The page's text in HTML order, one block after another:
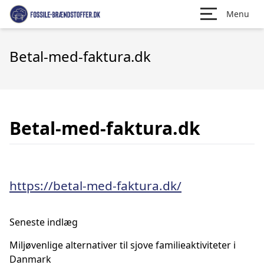
Menu
Betal-med-faktura.dk
Betal-med-faktura.dk
https://betal-med-faktura.dk/
Seneste indlæg
Miljøvenlige alternativer til sjove familieaktiviteter i
Danmark